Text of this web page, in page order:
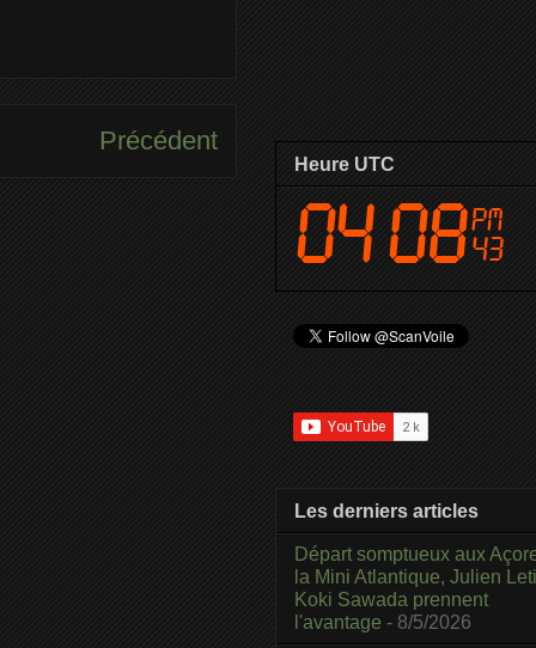
Précédent
Heure UTC
Les derniers articles
Départ somptueux aux
la Mini Atlantique, Julien
Koki Sawada prennent
l'avantage - 8/5/2026